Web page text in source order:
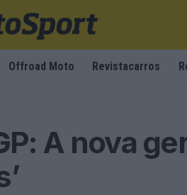
Offroad Moto Revistacarros
A nova